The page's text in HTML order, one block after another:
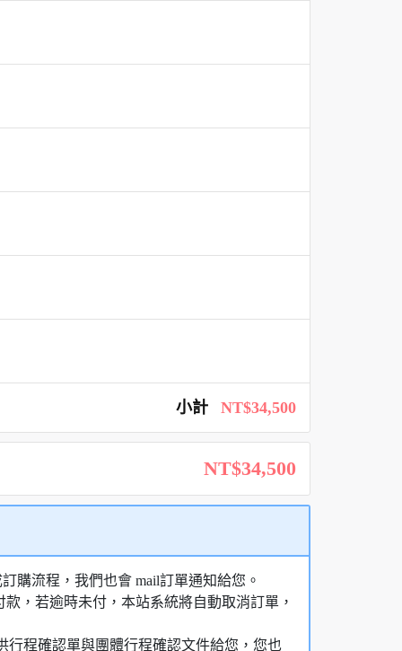
小計 NT$34,500
NT$34,500
購流程，我們也會 mail訂單通知給您。
，若逾時未付，本站系統將自動取消訂單，
行程確認單與團體行程確認文件給您，您也